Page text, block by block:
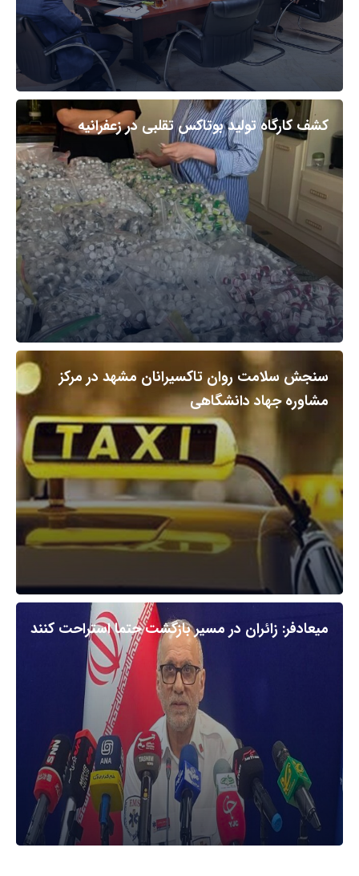
کشف کارگاه تولید بوتاکس تقلبی در زعفرانیه
سنجش سلامت روان تاکسیرانان مشهد در مرکز
مشاوره جهاد دانشگاهی
میعادفر: زائران در مسیر بازگشت حتما استراحت کنند